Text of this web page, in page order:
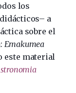
los
a
sobre el
Emakumea
este material